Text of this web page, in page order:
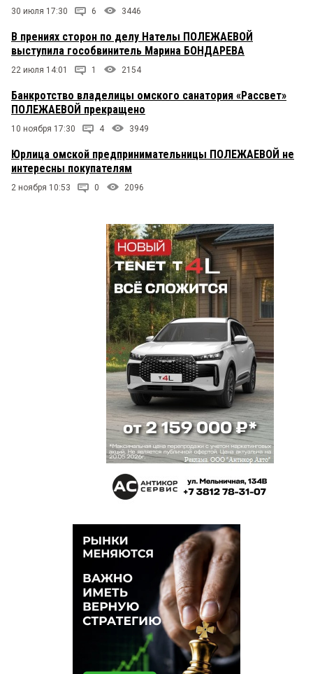
30 июля 17:30 6 3446
В прениях сторон по делу Нателы ПОЛЕЖАЕВОЙ
выступила гособвинитель Марина БОНДАРЕВА
22 июля 14:01 1 2154
Банкротство владелицы омского санатория «Рассвет»
ПОЛЕЖАЕВОЙ прекращено
10 ноября 17:30 4 3949
Юрлица омской предпринимательницы ПОЛЕЖАЕВОЙ не
интересны покупателям
2 ноября 10:53 0 2096